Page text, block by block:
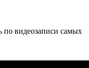
по видеозаписи самых